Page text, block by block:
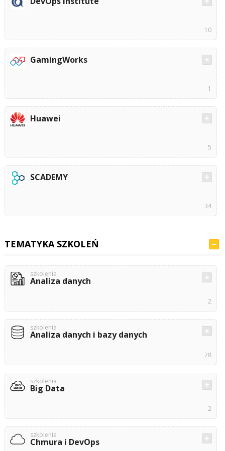
10
GamingWorks
1
Huawei
5
SCADEMY
34
TEMATYKA SZKOLEŃ
szkolenia
Analiza danych
2
szkolenia
Analiza danych i bazy danych
78
szkolenia
Big Data
2
szkolenia
Chmura i DevOps